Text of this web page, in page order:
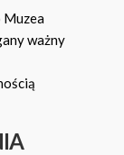
Muzea
ważny